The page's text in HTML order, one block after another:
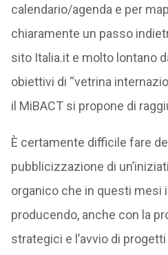
calendario/agenda e per
chiaramente un passo
sito Italia.it e molto lontano
obiettivi di “vetrina
il MiBACT si propone di
È certamente difficile fare
pubblicizzazione di
organico che in questi mesi
producendo, anche con la
strategici e l’avvio di